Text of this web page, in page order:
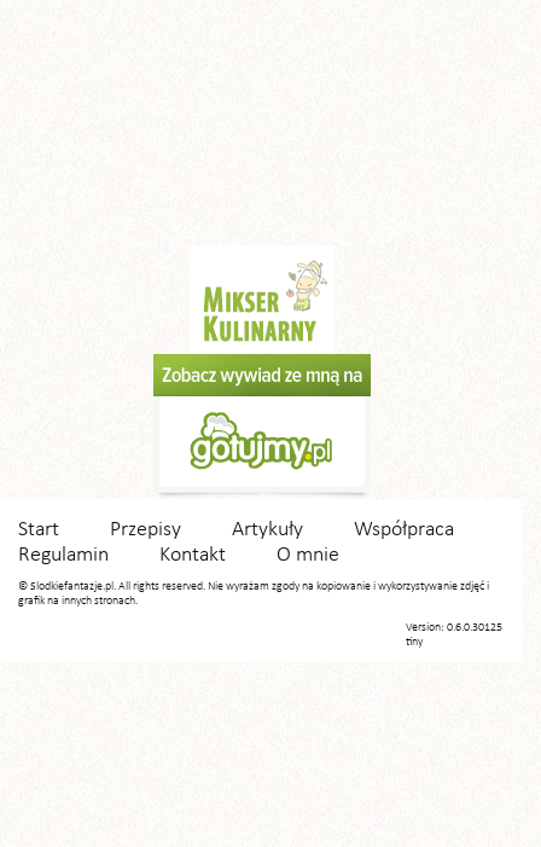
Start Przepisy Artykuły
Współpraca
Regulamin
Kontakt O mnie
© Slodkiefantazje.pl. All rights reserved. Nie wyrażam zgody na kopiowanie i wykorzystywanie zdjęć i
grafik na innych stronach.
Version: 0.6.0.30125
tiny